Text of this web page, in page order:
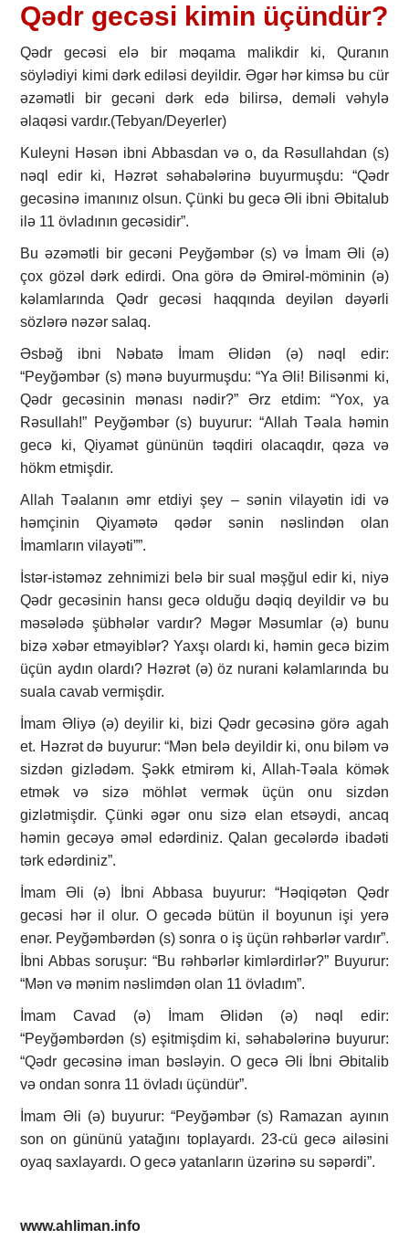
Qədr gecəsi kimin üçündür?
Qədr gecəsi elə bir məqama malikdir ki, Quranın
söylədiyi kimi dərk ediləsi deyildir. Əgər hər kimsə bu cür
əzəmətli bir gecəni dərk edə bilirsə, deməli vəhylə
əlaqəsi vardır.(Tebyan/Deyerler)
Kuleyni Həsən ibni Abbasdan və o, da Rəsullahdan (s)
nəql edir ki, Həzrət səhabələrinə buyurmuşdu: “Qədr
gecəsinə imanınız olsun. Çünki bu gecə Əli ibni Əbitalub
ilə 11 övladının gecəsidir”.
Bu əzəmətli bir gecəni Peyğəmbər (s) və İmam Əli (ə)
çox gözəl dərk edirdi. Ona görə də Əmirəl-möminin (ə)
kəlamlarında Qədr gecəsi haqqında deyilən dəyərli
sözlərə nəzər salaq.
Əsbəğ ibni Nəbatə İmam Əlidən (ə) nəql edir:
“Peyğəmbər (s) mənə buyurmuşdu: “Ya Əli! Bilisənmi ki,
Qədr gecəsinin mənası nədir?” Ərz etdim: “Yox, ya
Rəsullah!” Peyğəmbər (s) buyurur: “Allah Təala həmin
gecə ki, Qiyamət gününün təqdiri olacaqdır, qəza və
hökm etmişdir.
Allah Təalanın əmr etdiyi şey – sənin vilayətin idi və
həmçinin Qiyamətə qədər sənin nəslindən olan
İmamların vilayəti””.
İstər-istəməz zehnimizi belə bir sual məşğul edir ki, niyə
Qədr gecəsinin hansı gecə olduğu dəqiq deyildir və bu
məsələdə şübhələr vardır? Məgər Məsumlar (ə) bunu
bizə xəbər etməyiblər? Yaxşı olardı ki, həmin gecə bizim
üçün aydın olardı? Həzrət (ə) öz nurani kəlamlarında bu
suala cavab vermişdir.
İmam Əliyə (ə) deyilir ki, bizi Qədr gecəsinə görə agah
et. Həzrət də buyurur: “Mən belə deyildir ki, onu biləm və
sizdən gizlədəm. Şəkk etmirəm ki, Allah-Təala kömək
etmək və sizə möhlət vermək üçün onu sizdən
gizlətmişdir. Çünki əgər onu sizə elan etsəydi, ancaq
həmin gecəyə əməl edərdiniz. Qalan gecələrdə ibadəti
tərk edərdiniz”.
İmam Əli (ə) İbni Abbasa buyurur: “Həqiqətən Qədr
gecəsi hər il olur. O gecədə bütün il boyunun işi yerə
enər. Peyğəmbərdən (s) sonra o iş üçün rəhbərlər vardır”.
İbni Abbas soruşur: “Bu rəhbərlər kimlərdirlər?” Buyurur:
“Mən və mənim nəslimdən olan 11 övladım”.
İmam Cavad (ə) İmam Əlidən (ə) nəql edir:
“Peyğəmbərdən (s) eşitmişdim ki, səhabələrinə buyurur:
“Qədr gecəsinə iman bəsləyin. O gecə Əli İbni Əbitalib
və ondan sonra 11 övladı üçündür”.
İmam Əli (ə) buyurur: “Peyğəmbər (s) Ramazan ayının
son on gününü yatağını toplayardı. 23-cü gecə ailəsini
oyaq saxlayardı. O gecə yatanların üzərinə su səpərdi”.
www.ahliman.info